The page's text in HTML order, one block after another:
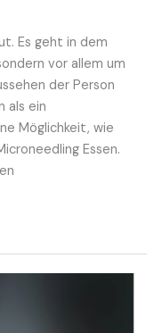
Es geht in dem
vor allem um
der Person
als ein
Möglichkeit, wie
Essen.